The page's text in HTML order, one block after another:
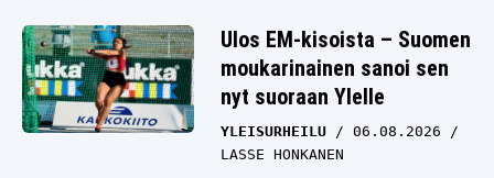
Ulos EM-kisoista – Suomen
moukarinainen sanoi sen
nyt suoraan Ylelle
YLEISURHEILU
06.08.2026
LASSE HONKANEN